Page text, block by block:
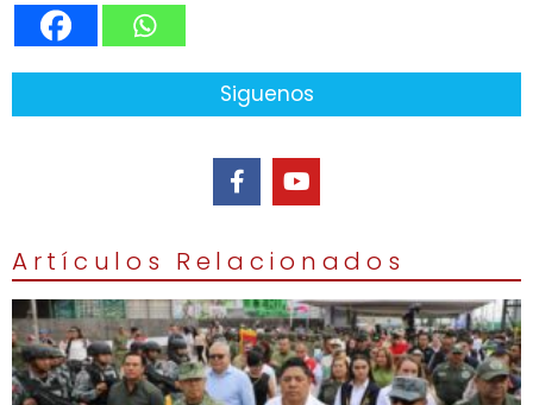
Siguenos
Artículos Relacionados